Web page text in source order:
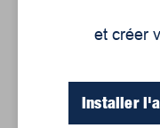
Un siècle de
Le sport
et créer
Installer